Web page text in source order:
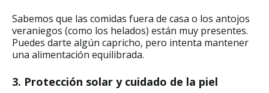
Sabemos que las comidas fuera de casa o los antojos
veraniegos (como los helados) están muy presentes.
Puedes darte algún capricho, pero intenta mantener
una alimentación equilibrada.
3. Protección solar y cuidado de la piel